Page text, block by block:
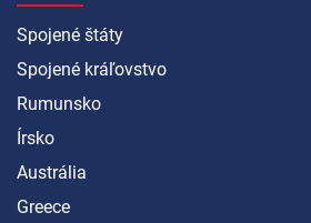
Spojené štáty
Spojené kráľovstvo
Rumunsko
Írsko
Austrália
Greece